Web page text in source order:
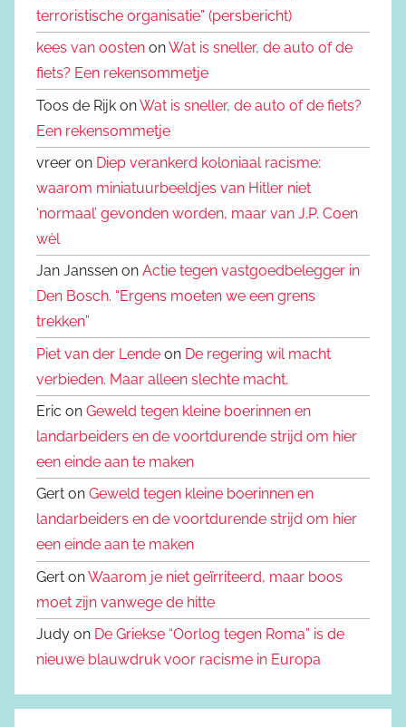
terroristische organisatie” (persbericht)
kees van oosten onWat is sneller, de auto of de
fiets? Een rekensommetje
Toos de Rijk onWat is sneller, de auto of de fiets?
Een rekensommetje
vreer on Diep verankerd koloniaal racisme:
waarom miniatuurbeeldjes van Hitler niet
‘normaal’ gevonden worden, maar van J.P. Coen
wèl
Jan Janssen on Actie tegen vastgoedbelegger in
Den Bosch. “Ergens moeten we een grens
trekken”
Piet van der Lende on De regering wil macht
verbieden. Maar alleen slechte macht.
Eric on Geweld tegen kleine boerinnen en
landarbeiders en de voortdurende strijd om hier
een einde aan te maken
Gert on Geweld tegen kleine boerinnen en
landarbeiders en de voortdurende strijd om hier
een einde aan te maken
Gert onWaarom je niet geïrriteerd, maar boos
moet zijn vanwege de hitte
Judy on De Griekse “Oorlog tegen Roma” is de
nieuwe blauwdruk voor racisme in Europa